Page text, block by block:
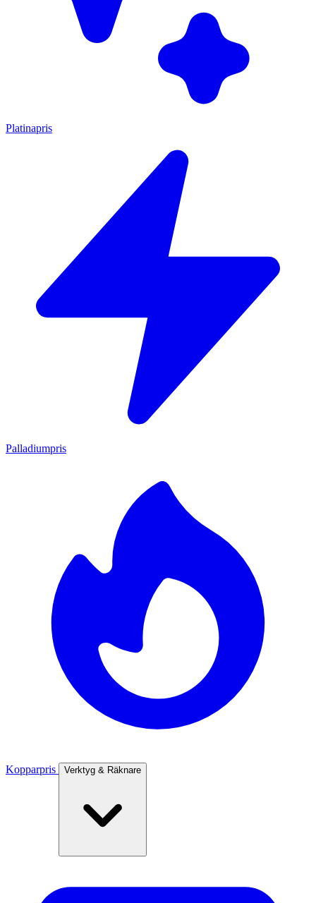
Platinapris
Palladiumpris
Kopparpris Verktyg & Räknare